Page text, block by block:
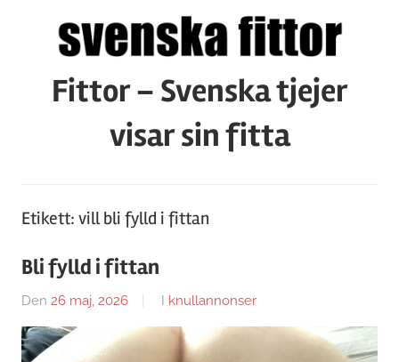
Fittor – Svenska tjejer
visar sin fitta
Etikett: vill bli fylld i fittan
Bli fylld i fittan
Den 26 maj, 2026
Av
Caroline
I knullannonser